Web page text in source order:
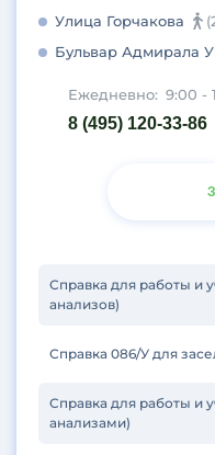
Филевский парк
Чертановская
Чкаловская
ЮАО
Юго-Западная
ЮЗАО
Улица Горчакова
Бульвар Адмирала
Ежедневно: 9:00 -
8 (495) 120-33-86
Справка для работы и
анализов)
Справка 086/У для
Справка для работы и
анализами)